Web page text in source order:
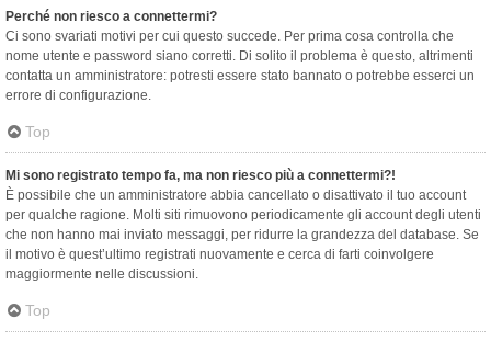
Perché non riesco a connettermi?
Ci sono svariati motivi per cui questo succede. Per prima cosa controlla che
nome utente e password siano corretti. Di solito il problema è questo, altrimenti
contatta un amministratore: potresti essere stato bannato o potrebbe esserci un
errore di configurazione.
Top
Mi sono registrato tempo fa, ma non riesco più a connettermi?!
È possibile che un amministratore abbia cancellato o disattivato il tuo account
per qualche ragione. Molti siti rimuovono periodicamente gli account degli utenti
che non hanno mai inviato messaggi, per ridurre la grandezza del database. Se
il motivo è quest’ultimo registrati nuovamente e cerca di farti coinvolgere
maggiormente nelle discussioni.
Top